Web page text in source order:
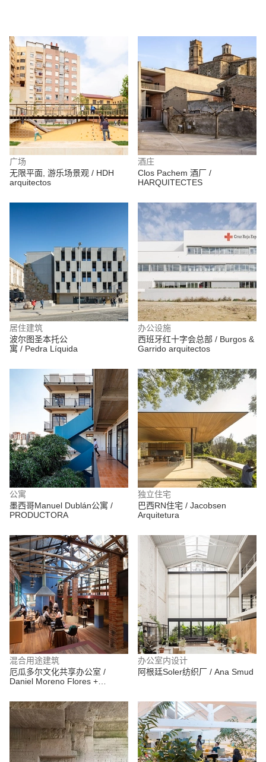
广场
无限平面, 游乐场景观 / HDH
arquitectos
酒庄
Clos Pachem 酒厂 /
HARQUITECTES
居住建筑
波尔图圣本托公
寓 / Pedra Líquida
办公设施
西班牙红十字会总部 / Burgos &
Garrido arquitectos
公寓
墨西哥Manuel Dublán公寓 /
PRODUCTORA
独立住宅
巴西RN住宅 / Jacobsen
Arquitetura
混合用途建筑
厄瓜多尔文化共享办公室 /
Daniel Moreno Flores +
办公室内设计
阿根廷Soler纺织厂 / Ana Smud